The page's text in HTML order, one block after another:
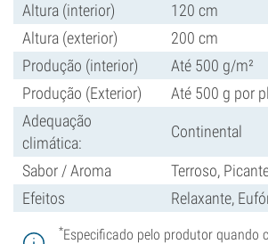
Altura (interior)
120 cm
Altura (exterior)
200 cm
Produção (interior)
Até 500 g/m²
Produção (Exterior)
Até 500 g por
Adequação
climática:
Continental
Sabor / Aroma
Terroso,
Efeitos
Relaxante,
*Especificado pelo produtor quando